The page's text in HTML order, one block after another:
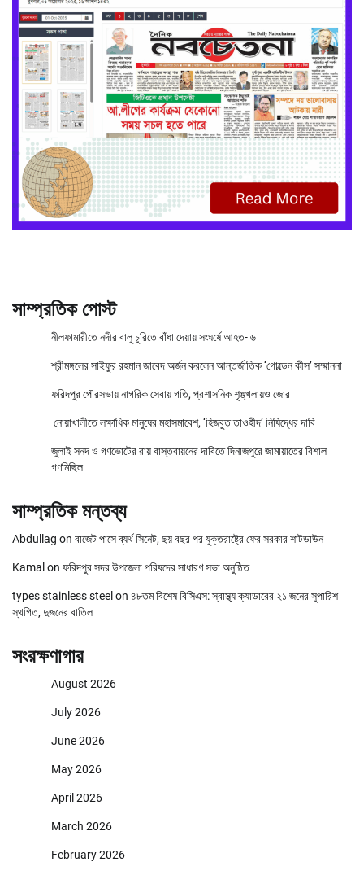
সাম্প্রতিক পোস্ট
নীলফামারীতে নদীর বালু চুরিতে বাঁধা দেয়ায় সংঘর্ষে আহত- ৬
শ্রীমঙ্গলের সাইফুর রহমান জাবেদ অর্জন করলেন আন্তর্জাতিক ‘গোল্ডেন কীস’ সম্মাননা
ফরিদপুর পৌরসভায় নাগরিক সেবায় গতি, প্রশাসনিক শৃঙ্খলায়ও জোর
নোয়াখালীতে লক্ষাধিক মানুষের মহাসমাবেশ, ‘হিজবুত তাওহীদ’ নিষিদ্ধের দাবি
জুলাই সনদ ও গণভোটের রায় বাস্তবায়নের দাবিতে দিনাজপুরে জামায়াতের বিশাল
গণমিছিল
সাম্প্রতিক মন্তব্য
Abdullag on বাজেট পাসে ব্যর্থ সিনেট, ছয় বছর পর যুক্তরাষ্ট্রে ফের সরকার শাটডাউন
Kamal on ফরিদপুর সদর উপজেলা পরিষদের সাধারণ সভা অনুষ্ঠিত
types stainless steel on ৪৮তম বিশেষ বিসিএস: স্বাস্থ্য ক্যাডারের ২১ জনের সুপারিশ
স্থগিত, দুজনের বাতিল
সংরক্ষণাগার
August 2026
July 2026
June 2026
May 2026
April 2026
March 2026
February 2026